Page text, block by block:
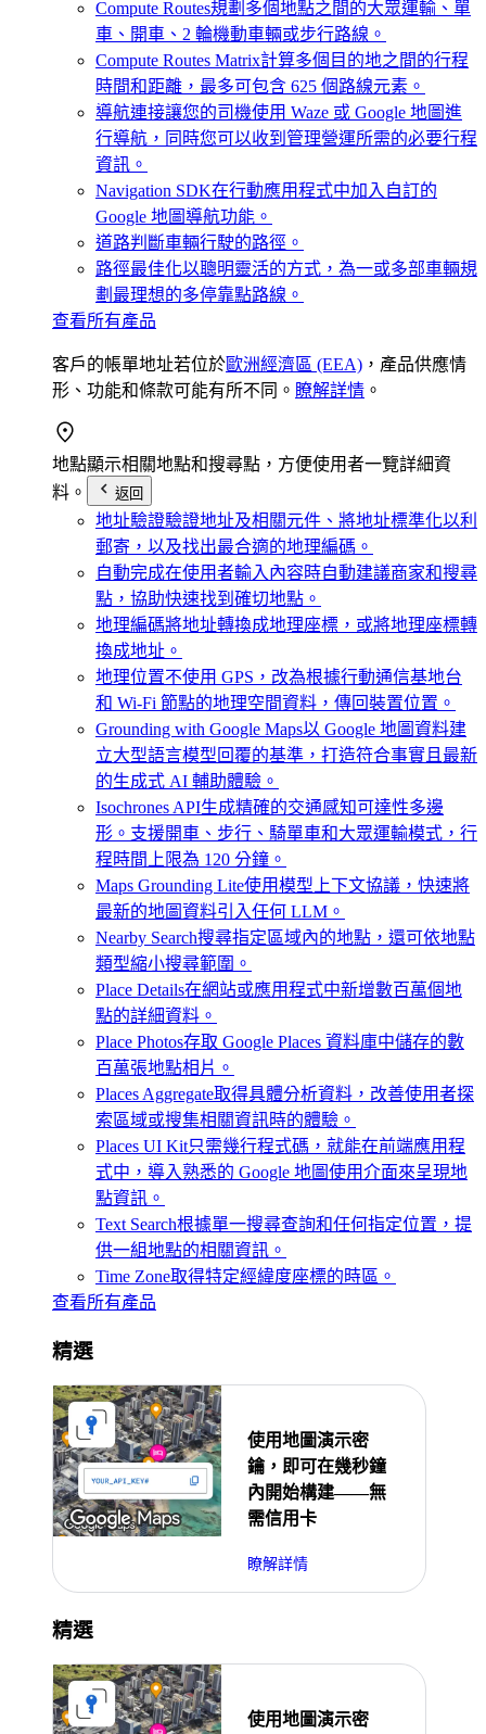
Compute Routes規劃多個地點之間的大眾運輸、單
車、開車、2 輪機動車輛或步行路線。
Compute Routes Matrix計算多個目的地之間的行程
時間和距離，最多可包含 625 個路線元素。
導航連接讓您的司機使用 Waze 或 Google 地圖進
行導航，同時您可以收到管理營運所需的必要行程
資訊。
Navigation SDK在行動應用程式中加入自訂的
Google 地圖導航功能。
道路判斷車輛行駛的路徑。
路徑最佳化以聰明靈活的方式，為一或多部車輛規
劃最理想的多停靠點路線。
查看所有產品
客戶的帳單地址若位於歐洲經濟區 (EEA) ，產品供應情
形、功能和條款可能有所不同。 瞭解詳情 。
地點顯示相關地點和搜尋點，方便使用者一覽詳細資
料。
返回
地址驗證驗證地址及相關元件、將地址標準化以利
郵寄，以及找出最合適的地理編碼。
自動完成在使用者輸入內容時自動建議商家和搜尋
點，協助快速找到確切地點。
地理編碼將地址轉換成地理座標，或將地理座標轉
換成地址。
地理位置不使用 GPS，改為根據行動通信基地台
和 Wi-Fi 節點的地理空間資料，傳回裝置位置。
Grounding with Google Maps以 Google 地圖資料建
立大型語言模型回覆的基準，打造符合事實且最新
的生成式 AI 輔助體驗。
Isochrones API生成精確的交通感知可達性多邊
形。支援開車、步行、騎單車和大眾運輸模式，行
程時間上限為 120 分鐘。
Maps Grounding Lite使用模型上下文協議，快速將
最新的地圖資料引入任何 LLM。
Nearby Search搜尋指定區域內的地點，還可依地點
類型縮小搜尋範圍。
Place Details在網站或應用程式中新增數百萬個地
點的詳細資料。
Place Photos存取 Google Places 資料庫中儲存的數
百萬張地點相片。
Places Aggregate取得具體分析資料，改善使用者探
索區域或搜集相關資訊時的體驗。
Places UI Kit只需幾行程式碼，就能在前端應用程
式中，導入熟悉的 Google 地圖使用介面來呈現地
點資訊。
Text Search根據單一搜尋查詢和任何指定位置，提
供一組地點的相關資訊。
Time Zone取得特定經緯度座標的時區。
查看所有產品
精選
使用地圖演示密
鑰，即可在幾秒鐘
內開始構建——無
需信用卡
瞭解詳情
精選
使用地圖演示密